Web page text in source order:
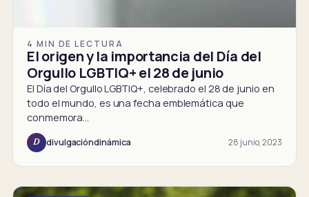
4 MIN DE LECTURA
El origen y la importancia del Día del
Orgullo LGBTIQ+ el 28 de junio
El Día del Orgullo LGBTIQ+, celebrado el 28 de junio en
todo el mundo, es una fecha emblemática que
conmemora…
D divulgacióndinámica 28 junio, 2023